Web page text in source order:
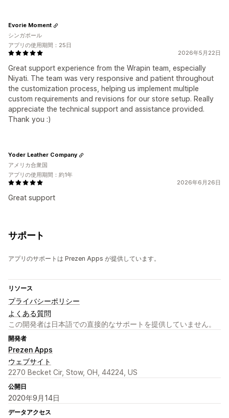
2026年5月22日
Great support experience from the Wrapin team, especially
Niyati. The team was very responsive and patient throughout
the customization process, helping us implement multiple
custom requirements and revisions for our store setup. Really
appreciate the technical support and assistance provided.
Thank you :)
Evorie Moment
シンガポール
アプリの使用期間：25日
2026年6月26日
Great support
Yoder Leather Company
アメリカ合衆国
アプリの使用期間：約1年
サポート
アプリのサポートは Prezen Apps が提供しています。
リソース
プライバシーポリシー
よくある質問
この開発者は日本語での直接的なサポートを提供していません。
開発者
Prezen Apps
ウェブサイト
2270 Becket Cir, Stow, OH, 44224, US
公開日
2020年9月14日
データアクセス